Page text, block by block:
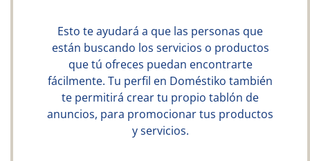
Esto te ayudará a que las personas que
están buscando los servicios o productos
que tú ofreces puedan encontrarte
fácilmente. Tu perfil en Doméstiko también
te permitirá crear tu propio tablón de
anuncios, para promocionar tus productos
y servicios.